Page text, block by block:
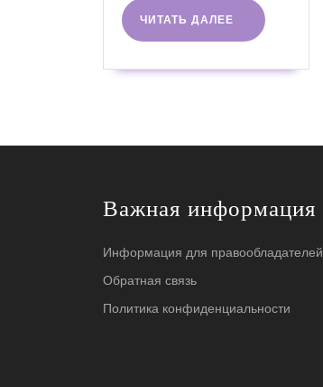
ЧИТАТЬ ДАЛЕЕ
ЧИТАТЬ
ДАЛЕЕ
Важная информация
Информация для правообладателей
Обратная связь
Политика конфиденциальности